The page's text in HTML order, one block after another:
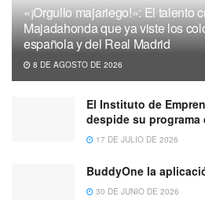
«¡Orgullo majariego!»: El talento
Majadahonda que ya viste los
española y del Real Madrid
8 DE AGOSTO DE 2026
El Instituto de
despide su programa
17 DE JULIO DE 2026
BuddyOne la
30 DE JUNIO DE 2026